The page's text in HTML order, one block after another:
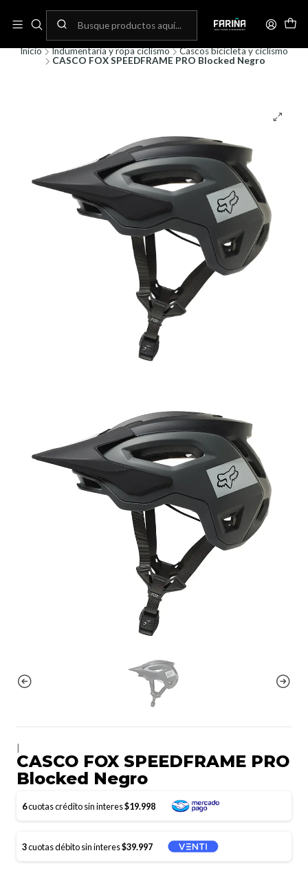
Envíos gratis por compras sobre 80.000! (No aplica para bicicletas)
Inicio Indumentaria y ropa ciclismo
Cascos bicicleta y ciclismo
CASCO FOX SPEEDFRAME PRO Blocked Negro
CASCO FOX SPEEDFRAME PRO
Blocked Negro
6cuotas crédito sin interes$19.998
3cuotas débito sin interes$39.997